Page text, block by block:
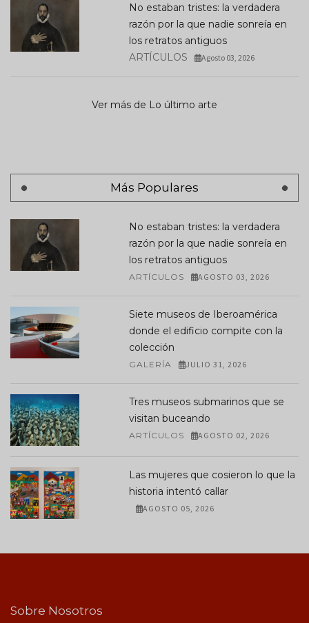
No estaban tristes: la verdadera
razón por la que nadie sonreía en
los retratos antiguos
ARTÍCULOS
Agosto 03, 2026
Ver más de Lo último arte
Más Populares
No estaban tristes: la verdadera
razón por la que nadie sonreía en
los retratos antiguos
ARTÍCULOS AGOSTO 03, 2026
Siete museos de Iberoamérica
donde el edificio compite con la
colección
GALERÍA JULIO 31, 2026
Tres museos submarinos que se
visitan buceando
ARTÍCULOS AGOSTO 02, 2026
Las mujeres que cosieron lo que la
historia intentó callar
AGOSTO 05, 2026
Sobre Nosotros